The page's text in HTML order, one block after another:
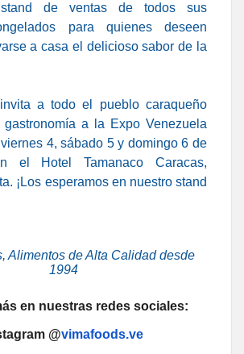
de ventas de todos sus
para quienes deseen
a casa el delicioso sabor de la
a todo el pueblo caraqueño
a la Expo Venezuela
4, sábado 5 y domingo 6 de
el Hotel Tamanaco Caracas,
¡Los esperamos en nuestro stand
Alimentos de Alta Calidad desde
1994
en nuestras redes sociales:
@vimafoods.ve